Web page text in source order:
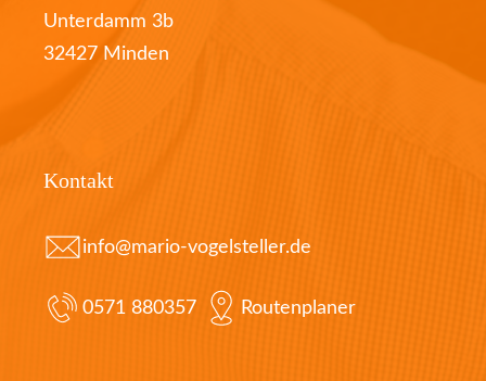
Unterdamm 3b
32427 Minden
Kontakt
info@mario-vogelsteller.de
0571 880357 Routenplaner